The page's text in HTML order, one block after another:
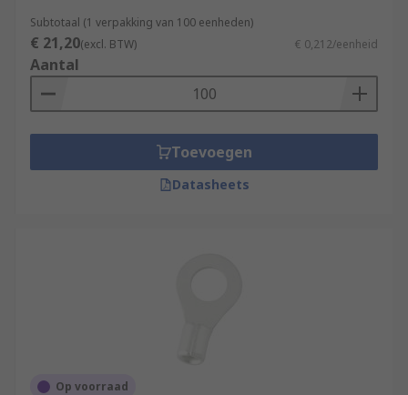
Subtotaal (1 verpakking van 100 eenheden)
€ 21,20(excl. BTW) € 0,212/eenheid
Aantal
Toevoegen
Datasheets
Op voorraad